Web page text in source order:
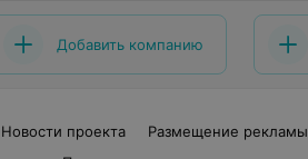
Добавить компанию
Новости проекта Размещение рекламы